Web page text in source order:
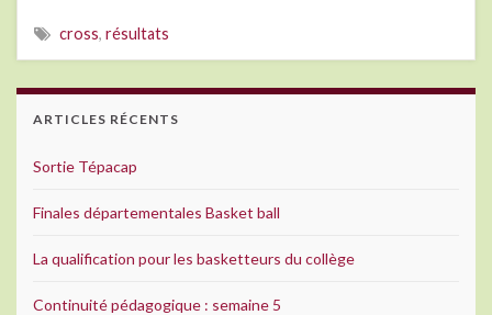
cross, résultats
ARTICLES RÉCENTS
Sortie Tépacap
Finales départementales Basket ball
La qualification pour les basketteurs du collège
Continuité pédagogique : semaine 5